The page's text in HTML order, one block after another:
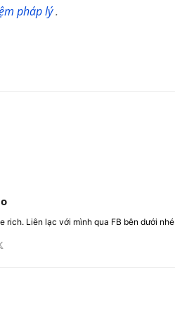
pháp lý.
rich. Liên lạc với mình qua FB bên dưới nhé